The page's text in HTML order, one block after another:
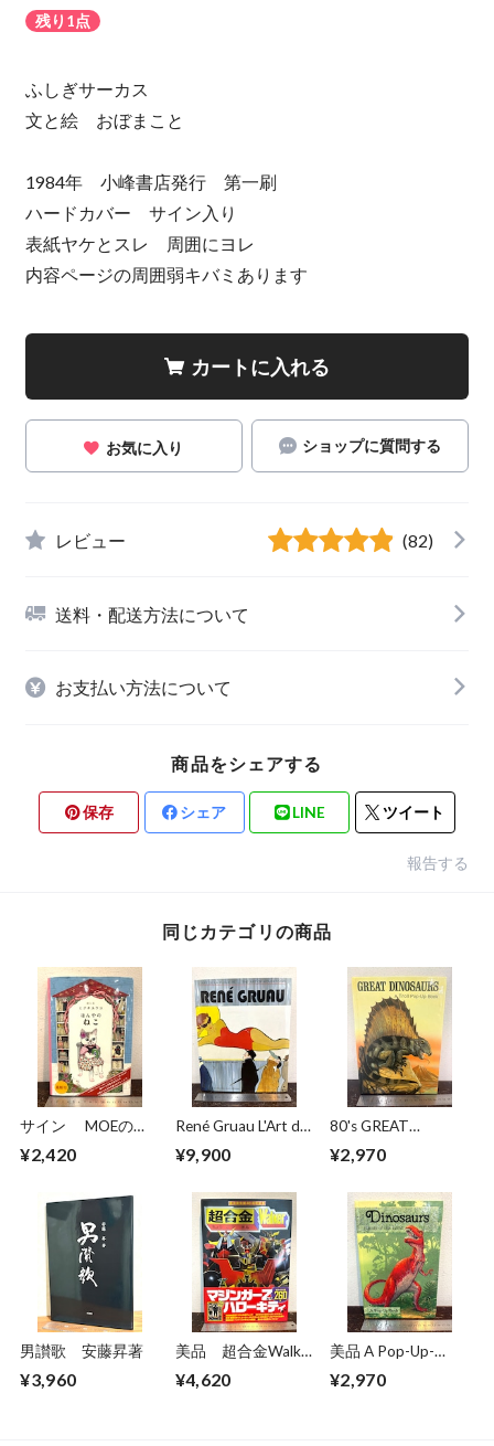
残り1点
ふしぎサーカス
文と絵 おぼまこと
1984年 小峰書店発行 第一刷
ハードカバー サイン入り
表紙ヤケとスレ 周囲にヨレ
内容ページの周囲弱キバミあります
カートに入れる
お気に入り ショップに質問する
レビュー (82)
送料・配送方法について
お支払い方法について
商品をシェアする
保存 シェア LINE ツイート
報告する
同じカテゴリの商品
サイン MOEのえ
こ ヒグチユウコ
¥2,420
René Gruau L'Art de
of Advertising
¥9,900
80's GREAT
Pop−Up Book
¥2,970
男讃歌 安藤昇著
¥3,960
美品 超合金Walkar
誕生40周年記念
¥4,620
美品 A Pop-Up-
Giants of the Earth
¥2,970